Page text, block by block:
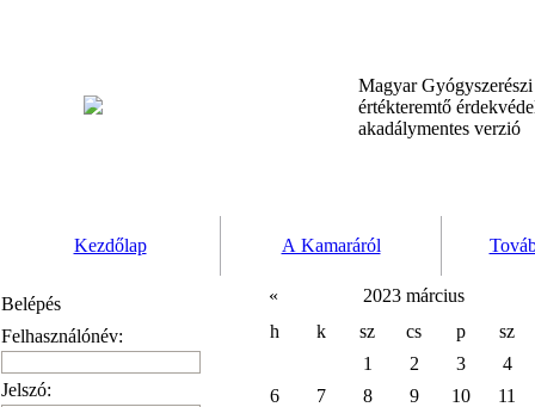
Magyar
értékteremtő
akadálymentes verzió
Kezdőlap A Kamaráról
Belépés
Felhasználónév:
Jelszó:
«
2023 március
h
k sz cs p
sz
1
2 3
4
6
7 8 9 10
11